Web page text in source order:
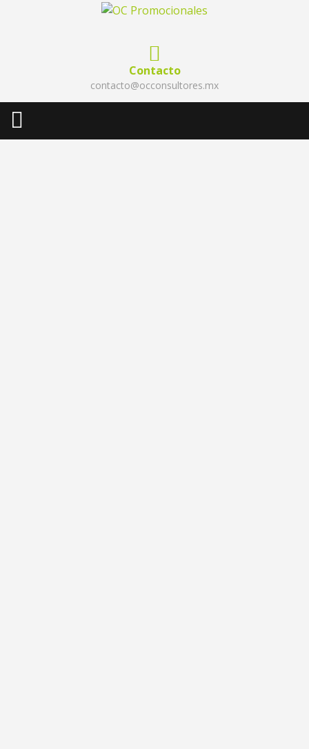
Contacto
contacto@occonsultores.mx